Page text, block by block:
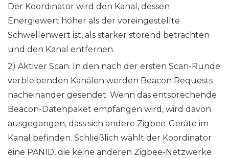
Der Koordinator wird den Kanal, dessen
Energiewert höher als der voreingestellte
Schwellenwert ist, als stärker störend betrachten
und den Kanal entfernen.
2) Aktiver Scan. In den nach der ersten Scan-Runde
verbleibenden Kanälen werden Beacon Requests
nacheinander gesendet. Wenn das entsprechende
Beacon-Datenpaket empfangen wird, wird davon
ausgegangen, dass sich andere Zigbee-Geräte im
Kanal befinden. Schließlich wählt der Koordinator
eine PANID, die keine anderen Zigbee-Netzwerke